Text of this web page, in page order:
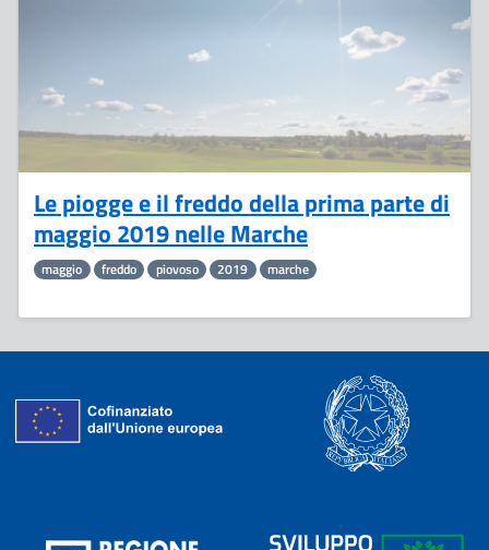
Le piogge e il freddo della prima parte di
maggio 2019 nelle Marche
maggio freddo piovoso 2019 marche